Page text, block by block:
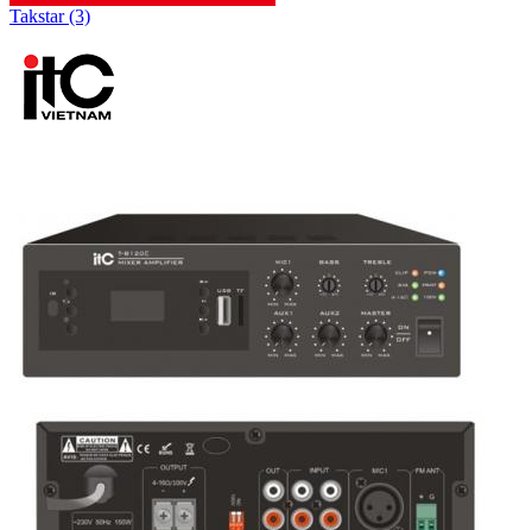
Takstar (3)